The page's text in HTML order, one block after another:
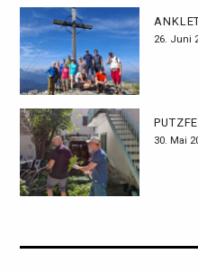
26. Juni
30. Mai